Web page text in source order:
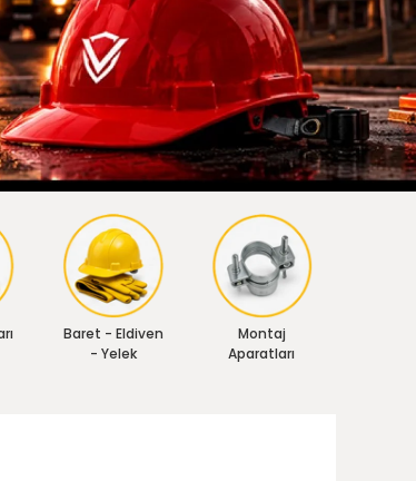
Baret - Eldiven
- Yelek
Montaj
Aparatları